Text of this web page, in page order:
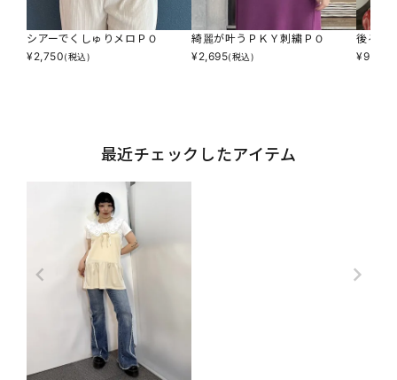
シアーでくしゅりメロＰＯ
¥2,750(税込)
綺麗が叶うＰＫＹ刺繍ＰＯ
¥2,695(税込)
後ろク
¥957
最近チェックしたアイテム